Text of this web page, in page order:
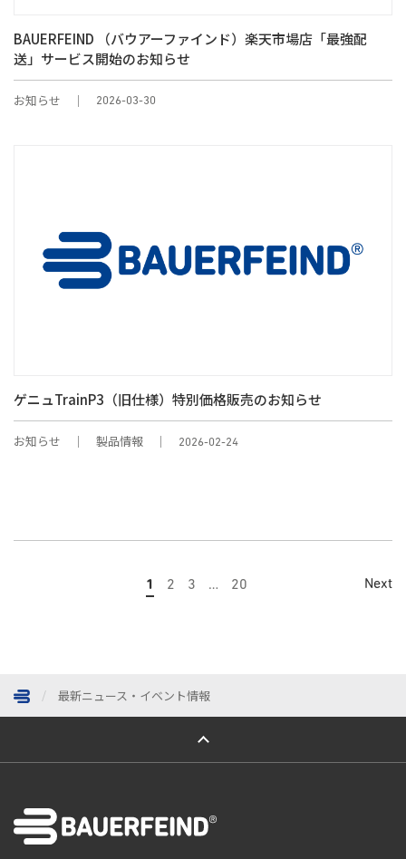
BAUERFEIND （バウアーファインド）楽天市場店「最強配
送」サービス開始のお知らせ
お知らせ 2026-03-30
ゲニュTrainP3（旧仕様）特別価格販売のお知らせ
お知らせ 製品情報 2026-02-24
1 2 3 … 20 Next
最新ニュース・イベント情報
ページトップへ